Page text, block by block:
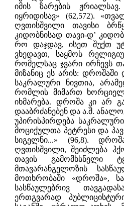
იმის ზარების
იყრიდისავ» (62,572).
ღვთისშვილი თავისი
კიდობნისად თავი-დ’
რო დაჯდავ, ისეთ შუქთ
ვხედავთ, საყმოს
რომელსაც ჯვარი ირჩევს
მიზანიც ეს არის:
საკრალური ნივთია,
რომლის მიმართ
იხმარება. დროშა კი არ
დააბრძანებენ და ა.შ.
უპირისპირდება
მოციქულთა პეტრესი და
სიგელნი...» (96,8).
ღვთისშვილი, შეიძლება
თავის გამომხსნელი
მთავარანგელოზის
მოთხრობაში «დროშა»,
სასწაულებრივ
ერთგვარად